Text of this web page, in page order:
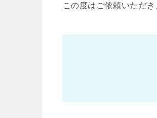
この度はご依頼いただ